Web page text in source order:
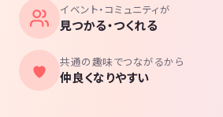
イベント・コミュニティが
見つかる・つくれる
共通の趣味でつながるから
仲良くなりやすい